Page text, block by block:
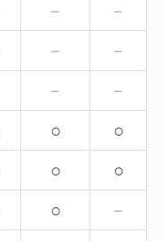
－ －
－ －
－ －
○ ○
○ ○
○ －